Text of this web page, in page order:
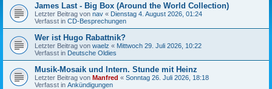
James Last - Big Box (Around the World Collection)
Letzter Beitrag von nav « Dienstag 4. August 2026, 01:24
Verfasst in CD-Besprechungen
Wer ist Hugo Rabattnik?
Letzter Beitrag von waelz « Mittwoch 29. Juli 2026, 10:22
Verfasst in Deutsche Oldies
Musik-Mosaik und Intern. Stunde mit Heinz
Letzter Beitrag von Manfred « Sonntag 26. Juli 2026, 18:18
Verfasst in Ankündigungen